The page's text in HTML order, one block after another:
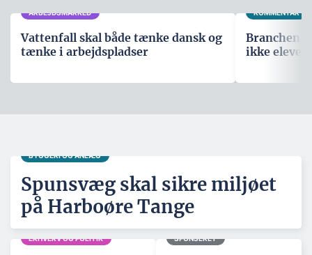
ARBEJDSMARKED
Vattenfall skal både tænke dansk og
tænke i arbejdspladser
KOMMENTAR
Branchen
ikke elever
BYGGERI OG ANLÆG
Spunsvæg skal sikre miljøet
på Harboøre Tange
ERHVERV OG POLITIK SPONSERET